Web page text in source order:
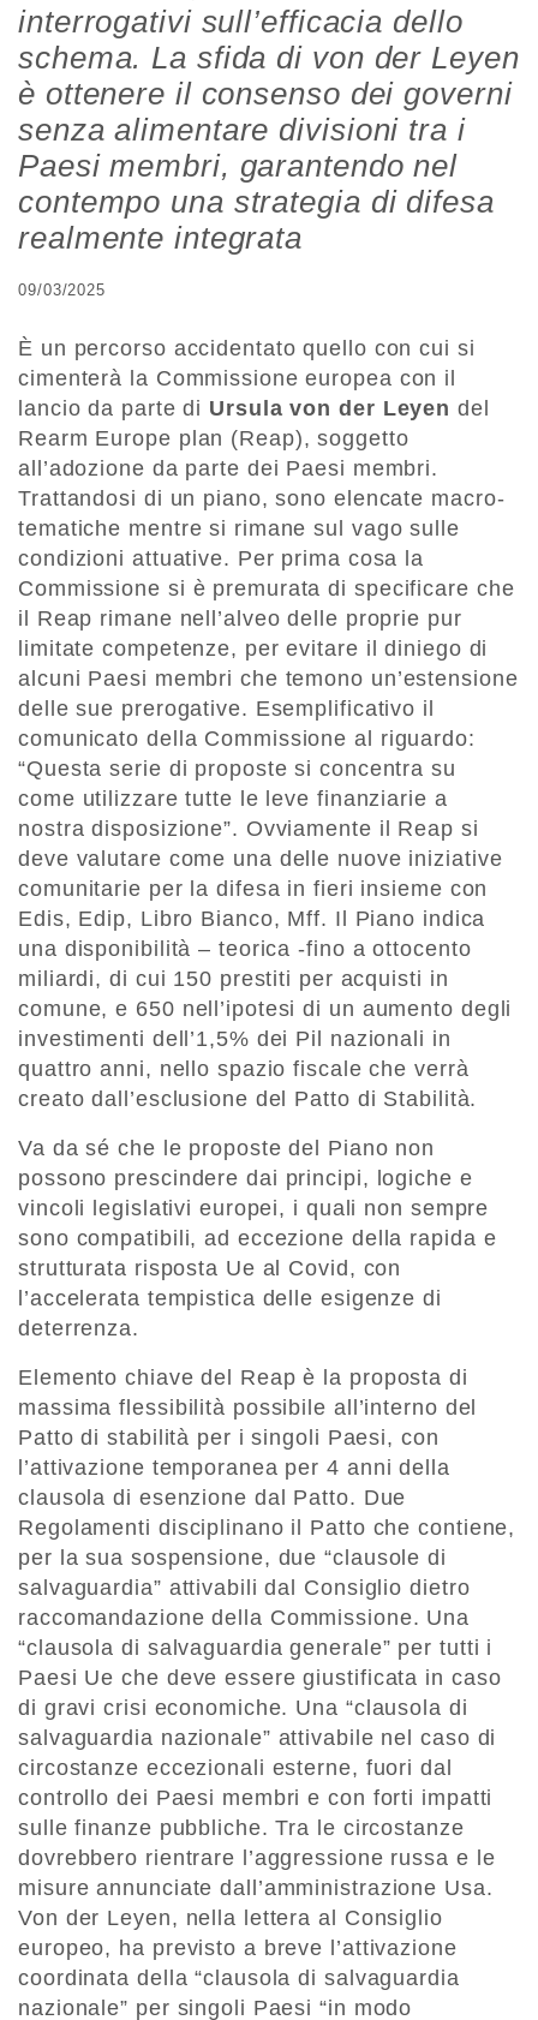
interrogativi sull’efficacia dello
schema. La sfida di von der Leyen
è ottenere il consenso dei governi
senza alimentare divisioni tra i
Paesi membri, garantendo nel
contempo una strategia di difesa
realmente integrata
09/03/2025
È un percorso accidentato quello con cui si
cimenterà la Commissione europea con il
lancio da parte di Ursula von der Leyen del
Rearm Europe plan (Reap), soggetto
all’adozione da parte dei Paesi membri.
Trattandosi di un piano, sono elencate macro-
tematiche mentre si rimane sul vago sulle
condizioni attuative. Per prima cosa la
Commissione si è premurata di specificare che
il Reap rimane nell’alveo delle proprie pur
limitate competenze, per evitare il diniego di
alcuni Paesi membri che temono un’estensione
delle sue prerogative. Esemplificativo il
comunicato della Commissione al riguardo:
“Questa serie di proposte si concentra su
come utilizzare tutte le leve finanziarie a
nostra disposizione”. Ovviamente il Reap si
deve valutare come una delle nuove iniziative
comunitarie per la difesa in fieri insieme con
Edis, Edip, Libro Bianco, Mff. Il Piano indica
una disponibilità – teorica -fino a ottocento
miliardi, di cui 150 prestiti per acquisti in
comune, e 650 nell’ipotesi di un aumento degli
investimenti dell’1,5% dei Pil nazionali in
quattro anni, nello spazio fiscale che verrà
creato dall’esclusione del Patto di Stabilità.
Va da sé che le proposte del Piano non
possono prescindere dai principi, logiche e
vincoli legislativi europei, i quali non sempre
sono compatibili, ad eccezione della rapida e
strutturata risposta Ue al Covid, con
l’accelerata tempistica delle esigenze di
deterrenza.
Elemento chiave del Reap è la proposta di
massima flessibilità possibile all’interno del
Patto di stabilità per i singoli Paesi, con
l’attivazione temporanea per 4 anni della
clausola di esenzione dal Patto. Due
Regolamenti disciplinano il Patto che contiene,
per la sua sospensione, due “clausole di
salvaguardia” attivabili dal Consiglio dietro
raccomandazione della Commissione. Una
“clausola di salvaguardia generale” per tutti i
Paesi Ue che deve essere giustificata in caso
di gravi crisi economiche. Una “clausola di
salvaguardia nazionale” attivabile nel caso di
circostanze eccezionali esterne, fuori dal
controllo dei Paesi membri e con forti impatti
sulle finanze pubbliche. Tra le circostanze
dovrebbero rientrare l’aggressione russa e le
misure annunciate dall’amministrazione Usa.
Von der Leyen, nella lettera al Consiglio
europeo, ha previsto a breve l’attivazione
coordinata della “clausola di salvaguardia
nazionale” per singoli Paesi “in modo